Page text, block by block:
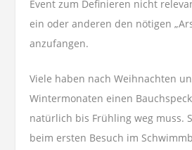
Event zum Definieren nicht
ein oder anderen den nötigen
anzufangen.
Viele haben nach Weihnachten
Wintermonaten einen
natürlich bis Frühling weg muss.
beim ersten Besuch im